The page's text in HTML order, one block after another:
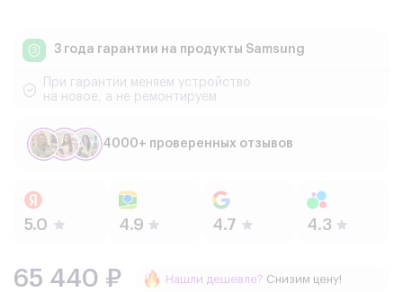
3 года гарантии на продукты Samsung
При гарантии меняем устройство
на новое, а не ремонтируем
4000+ проверенных отзывов
65 440 ₽ Нашли дешевле? Снизим цену!